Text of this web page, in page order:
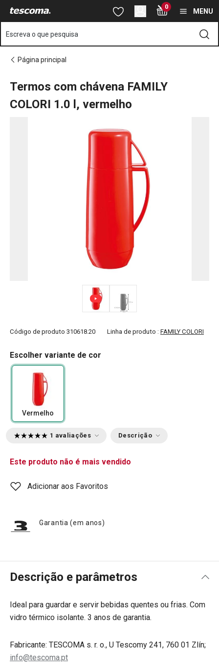
Está na página Termos com chávena FAMILY COLORI 1.0 l,
Saltar para o conteúdo principal
Saltar para a pesquisa
Saltar para a navegação 0
MENU
Escreva o que pesquisa
Página principal
Termos com chávena FAMILY
COLORI 1.0 l, vermelho
Código de produto 310618.20 Linha de produto : FAMILY COLORI
Escolher variante de cor
Vermelho
1 avaliações Descrição
Este produto não é mais vendido
Adicionar aos Favoritos
Garantia (em anos)
Descrição e parâmetros
Ideal para guardar e servir bebidas quentes ou frias. Com
vidro térmico isolante. 3 anos de garantia.
Fabricante: TESCOMA s. r. o., U Tescomy 241, 760 01 Zlín;
info@tescoma.pt